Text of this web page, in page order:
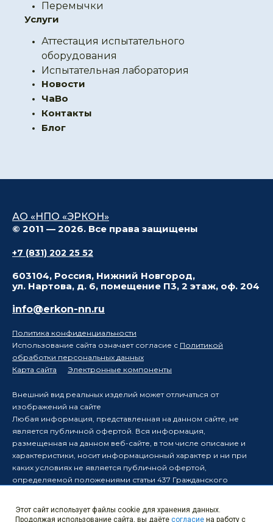
Перемычки
Услуги
Аттестация испытательного
оборудования
Испытательная лаборатория
Новости
ЧаВо
Контакты
Блог
АО «НПО «ЭРКОН»
© 2011 — 2026. Все права защищены
+7 (831) 202 25 52
603104, Россия, Нижний Новгород,
ул. Нартова, д. 6, помещение П3, 2 этаж, оф. 204
info@erkon-nn.ru
Политика конфиденциальности
Использование сайта означает согласие с Политикой
обработки персональных данных
Карта сайта
Электронные компоненты
Внешний вид реальных изделий может отличаться от
изображений на сайте
Любая информация, представленная на данном сайте, не
является публичной офертой. Вся информация,
размещенная на данном веб-сайте, в том числе описание и
характеристики, носит информационный характер и ни при
каких условиях не является публичной офертой,
определяемой положениями статьи 437 Гражданского
Производитель оставляет за собой право в одностороннем
порядке вносить изменения в информацию, размещенную на
Этот сайт использует файлы cookie для хранения данных.
Продолжая использование сайта, вы даёте согласие на работу с